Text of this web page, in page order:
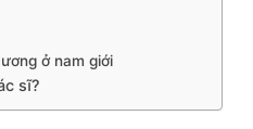
ở nam giới
sĩ?